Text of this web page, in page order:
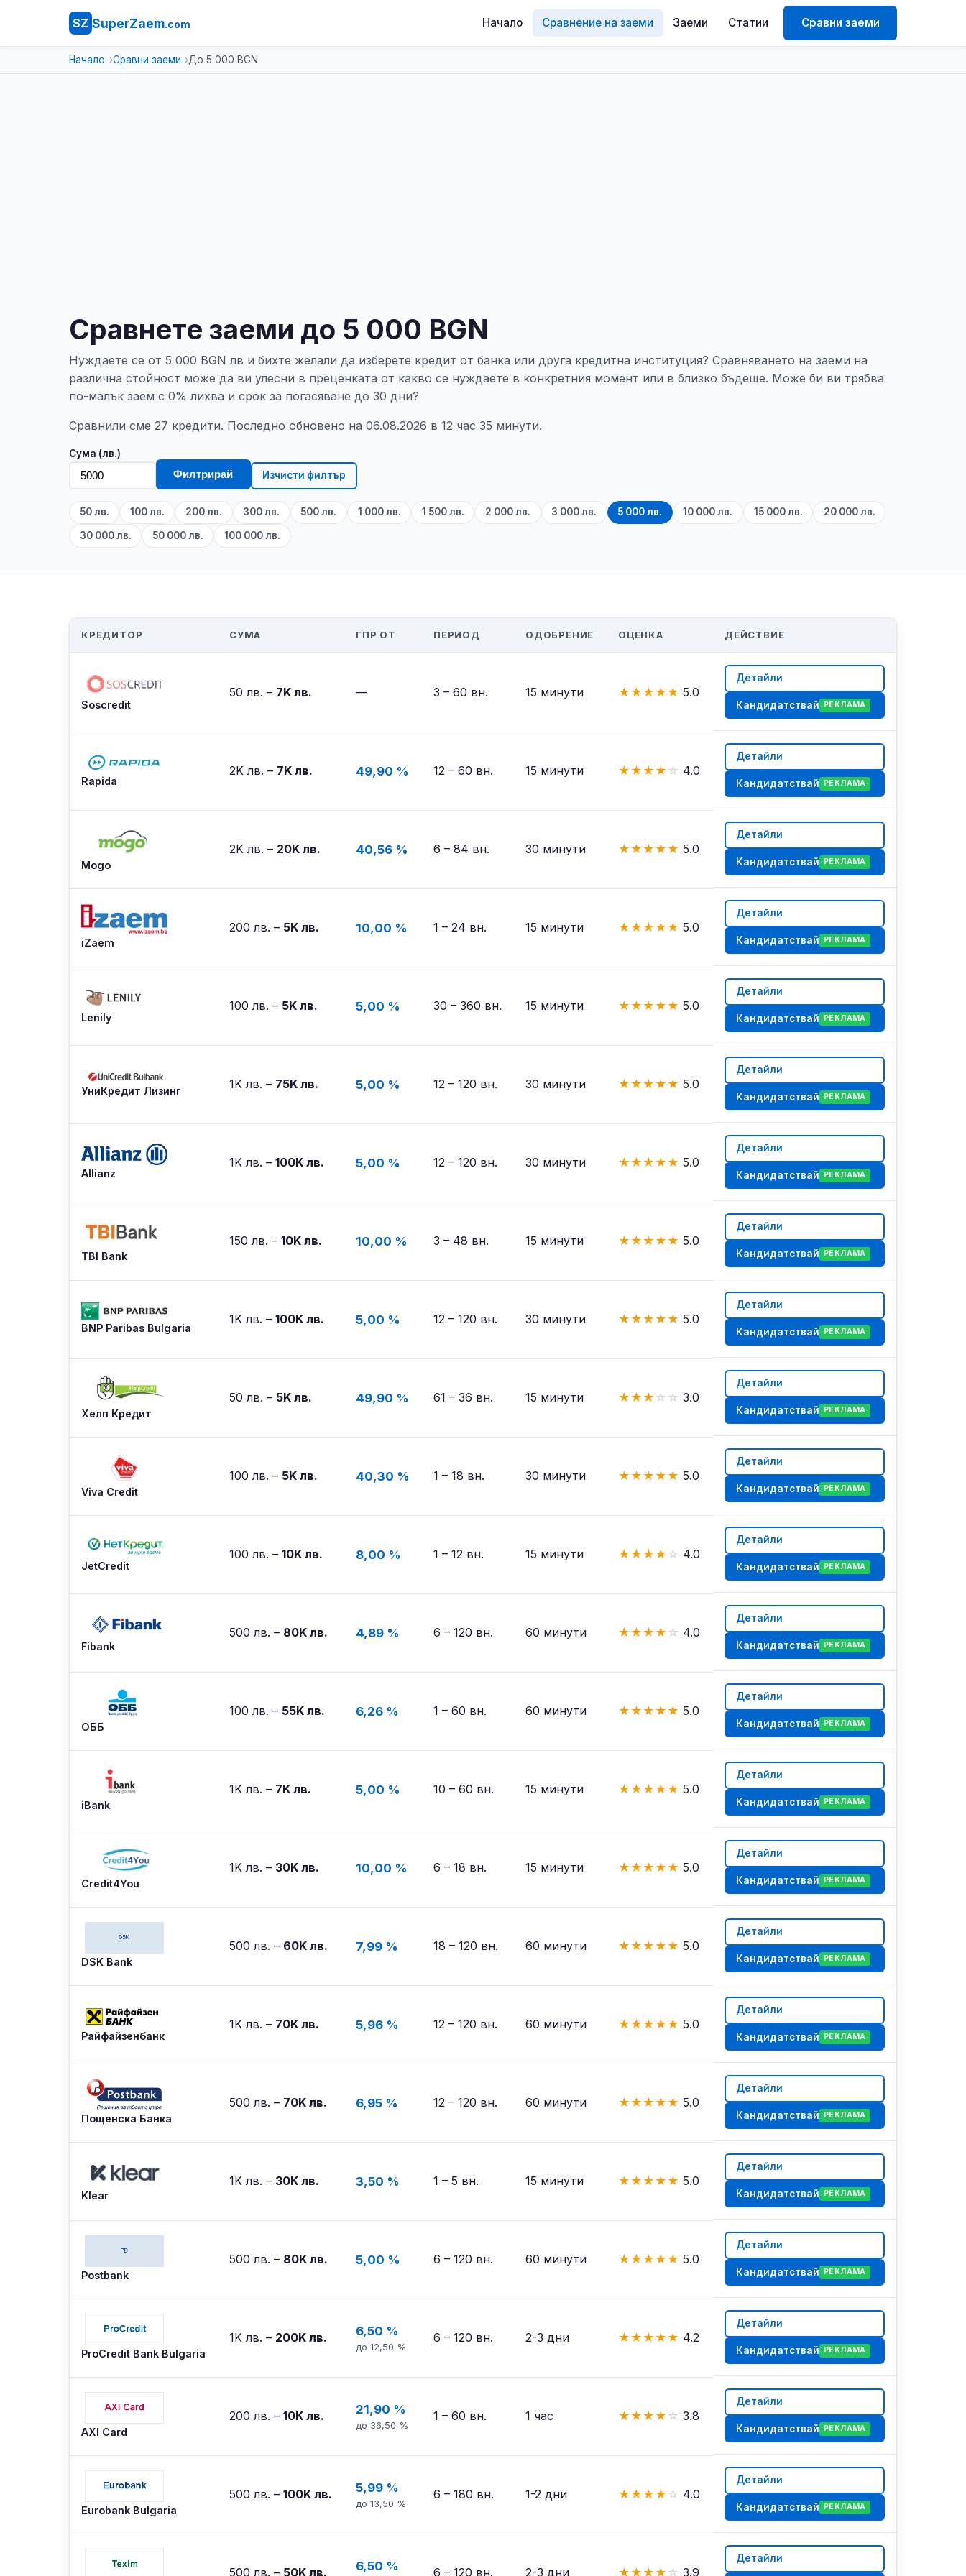
SZ SuperZaem.com Начало Сравнение на заеми Заеми Статии Сравни заеми
Начало Сравни заеми До 5 000 BGN
Сравнете заеми до 5 000 BGN
Нуждаете се от 5 000 BGN лв и бихте желали да изберете кредит от банка или друга кредитна институция? Сравняването на заеми на
различна стойност може да ви улесни в преценката от какво се нуждаете в конкретния момент или в близко бъдеще. Може би ви трябва
по-малък заем с 0% лихва и срок за погасяване до 30 дни?
Сравнили сме 27 кредити. Последно обновено на 06.08.2026 в 12 час 35 минути.
Сума (лв.)
Филтрирай Изчисти филтър
50 лв. 100 лв. 200 лв. 300 лв. 500 лв. 1 000 лв. 1 500 лв. 2 000 лв. 3 000 лв. 5 000 лв. 10 000 лв. 15 000 лв. 20 000 лв.
30 000 лв. 50 000 лв. 100 000 лв.
КРЕДИТОР СУМА ГПР ОТ ПЕРИОД ОДОБРЕНИЕ ОЦЕНКА ДЕЙСТВИЕ
Soscredit
50 лв. – 7K лв. — 3 – 60 вн. 15 минути ★ ★ ★ ★ ★ 5.0
Детайли
Кандидатствай РЕКЛАМА
Rapida
2K лв. – 7K лв. 49,90 % 12 – 60 вн. 15 минути ★ ★ ★ ★ ☆ 4.0
Детайли
Кандидатствай РЕКЛАМА
Mogo
2K лв. – 20K лв. 40,56 % 6 – 84 вн. 30 минути ★ ★ ★ ★ ★ 5.0
Детайли
Кандидатствай РЕКЛАМА
iZaem
200 лв. – 5K лв. 10,00 % 1 – 24 вн. 15 минути ★ ★ ★ ★ ★ 5.0
Детайли
Кандидатствай РЕКЛАМА
Lenily
100 лв. – 5K лв. 5,00 % 30 – 360 вн. 15 минути ★ ★ ★ ★ ★ 5.0
Детайли
Кандидатствай РЕКЛАМА
УниКредит Лизинг 1K лв. – 75K лв. 5,00 % 12 – 120 вн. 30 минути ★ ★ ★ ★ ★ 5.0
Детайли
Кандидатствай РЕКЛАМА
Allianz
1K лв. – 100K лв. 5,00 % 12 – 120 вн. 30 минути ★ ★ ★ ★ ★ 5.0
Детайли
Кандидатствай РЕКЛАМА
TBI Bank
150 лв. – 10K лв. 10,00 % 3 – 48 вн. 15 минути ★ ★ ★ ★ ★ 5.0
Детайли
Кандидатствай РЕКЛАМА
BNP Paribas Bulgaria
1K лв. – 100K лв. 5,00 % 12 – 120 вн. 30 минути ★ ★ ★ ★ ★ 5.0
Детайли
Кандидатствай РЕКЛАМА
Хелп Кредит
50 лв. – 5K лв. 49,90 % 61 – 36 вн. 15 минути ★ ★ ★ ☆ ☆ 3.0
Детайли
Кандидатствай РЕКЛАМА
Viva Credit
100 лв. – 5K лв. 40,30 % 1 – 18 вн. 30 минути ★ ★ ★ ★ ★ 5.0
Детайли
Кандидатствай РЕКЛАМА
JetCredit
100 лв. – 10K лв. 8,00 % 1 – 12 вн. 15 минути ★ ★ ★ ★ ☆ 4.0
Детайли
Кандидатствай РЕКЛАМА
Fibank
500 лв. – 80K лв. 4,89 % 6 – 120 вн. 60 минути ★ ★ ★ ★ ☆ 4.0
Детайли
Кандидатствай РЕКЛАМА
ОББ
100 лв. – 55K лв. 6,26 % 1 – 60 вн. 60 минути ★ ★ ★ ★ ★ 5.0
Детайли
Кандидатствай РЕКЛАМА
iBank
1K лв. – 7K лв. 5,00 % 10 – 60 вн. 15 минути ★ ★ ★ ★ ★ 5.0
Детайли
Кандидатствай РЕКЛАМА
Credit4You
1K лв. – 30K лв. 10,00 % 6 – 18 вн. 15 минути ★ ★ ★ ★ ★ 5.0
Детайли
Кандидатствай РЕКЛАМА
DSK Bank
500 лв. – 60K лв. 7,99 % 18 – 120 вн. 60 минути ★ ★ ★ ★ ★ 5.0
Детайли
Кандидатствай РЕКЛАМА
Райфайзенбанк
1K лв. – 70K лв. 5,96 % 12 – 120 вн. 60 минути ★ ★ ★ ★ ★ 5.0
Детайли
Кандидатствай РЕКЛАМА
Пощенска Банка
500 лв. – 70K лв. 6,95 % 12 – 120 вн. 60 минути ★ ★ ★ ★ ★ 5.0
Детайли
Кандидатствай РЕКЛАМА
Klear
1K лв. – 30K лв. 3,50 % 1 – 5 вн. 15 минути ★ ★ ★ ★ ★ 5.0
Детайли
Кандидатствай РЕКЛАМА
Postbank
500 лв. – 80K лв. 5,00 % 6 – 120 вн. 60 минути ★ ★ ★ ★ ★ 5.0
Детайли
Кандидатствай РЕКЛАМА
ProCredit Bank Bulgaria
1K лв. – 200K лв. 6,50 %
до 12,50 %
6 – 120 вн. 2-3 дни ★ ★ ★ ★ ★ 4.2
Детайли
Кандидатствай РЕКЛАМА
AXI Card
200 лв. – 10K лв. 21,90 %
до 36,50 %
1 – 60 вн. 1 час ★ ★ ★ ★ ☆ 3.8
Детайли
Кандидатствай РЕКЛАМА
Eurobank Bulgaria
500 лв. – 100K лв. 5,99 %
до 13,50 %
6 – 180 вн. 1-2 дни ★ ★ ★ ★ ☆ 4.0
Детайли
Кандидатствай РЕКЛАМА
500 лв. – 50K лв. 6,50 % 6 – 120 вн. 2-3 дни ★ ★ ★ ★ ☆ 3.9
Детайли